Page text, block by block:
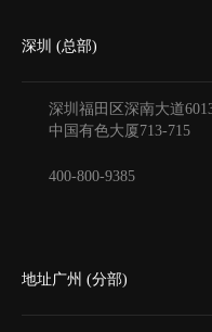
深圳 (总部)
深圳福田区深南大道
中国有色大厦713-715
400-800-9385
地址广州 (分部)